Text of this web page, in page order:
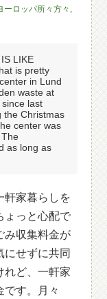
ーロッパ所々方々 ,
LIKE
is pretty
in Lund
waste at
last
the Christmas
center was
as long as
軒家暮らしを
ょっと心配で
み収集料金が
にせずに共同
れど、一軒家
です。月々